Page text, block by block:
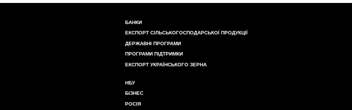
БАНКИ
ЕКСПОРТ СІЛЬСЬКОГОСПОДАРСЬКОЇ ПРОДУКЦІЇ
ДЕРЖАВНІ ПРОГРАМИ
ПРОГРАМИ ПІДТРИМКИ
ЕКСПОРТ УКРАЇНСЬКОГО ЗЕРНА
НБУ
БІЗНЕС
РОСІЯ